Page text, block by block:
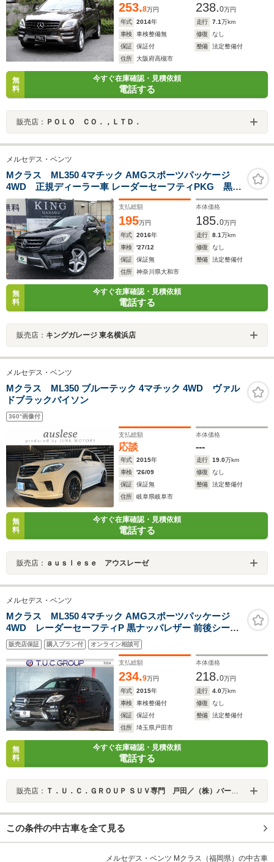
253.8万円 238.0万円
年式
2014年 走行 7.1万km
車検
車検整備無 修復
なし
保証
保証付 整備
法定整備付
住所
大阪府高槻市
無
料
今すぐ在庫確認・見積依頼
電話する
販売店： ＰＯＬＯ ＣＯ．，ＬＴＤ．
メルセデス・ベンツ
Mクラス ML350 4マチック AMGスポーツパッケージ
4WD 正規ディーラー車 レーダーセーフティPKG 黒革
シート ツインパノラマサンルーフ AMG20アルミ パ
ワーバックドア 全方カメラ 純正HDDナビ&フルセグ
TV ディストロニック ドラレコ スマートキー ETC
支払総額
195万円
本体価格
185.0万円
年式
2016年 走行 8.1万km
車検
'27/12 修復
なし
保証
保証無 整備
法定整備付
住所
神奈川県大和市
無
料
今すぐ在庫確認・見積依頼
電話する
販売店： キングガレージ 東名横浜店
メルセデス・ベンツ
Mクラス ML350 ブルーテック 4マチック 4WD ヴァル
ドブラックバイソン
360°画像付
支払総額
応談
本体価格
---
年式 2015年 走行 19.0万km
車検
'26/09 修復
なし
保証
保証無 整備
法定整備付
住所
岐阜県岐阜市
無
料
今すぐ在庫確認・見積依頼
電話する
販売店： ａｕｓｌｅｓｅ アウスレーゼ
メルセデス・ベンツ
Mクラス ML350 4マチック AMGスポーツパッケージ
4WD レーダーセーフティP 黒ナッパレザー 前後シート
ヒーター 7インチワイドナビ Bluetooth キーレスゴー 360
カメラ アクティブクルコン レーンキープ AMGエアロ
&20インチAW 2年保証
販売店保証 購入プラン付 オンライン相談可
支払総額
234.9万円
本体価格
218.0万円
年式
2015年 走行 4.0万km
車検
車検整備付 修復
なし
保証
保証付 整備
法定整備付
住所
埼玉県戸田市
無
料
今すぐ在庫確認・見積依頼
電話する
販売店： Ｔ．Ｕ．Ｃ．ＧＲＯＵＰ ＳＵＶ専門 戸田／（株）バーディット
この条件の中古車を全て見る
メルセデス・ベンツ Mクラス（福岡県）の中古車